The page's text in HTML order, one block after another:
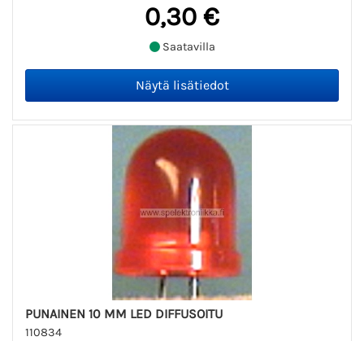
0,30 €
Saatavilla
PUNAINEN 10 MM LED DIFFUSOITU
110834